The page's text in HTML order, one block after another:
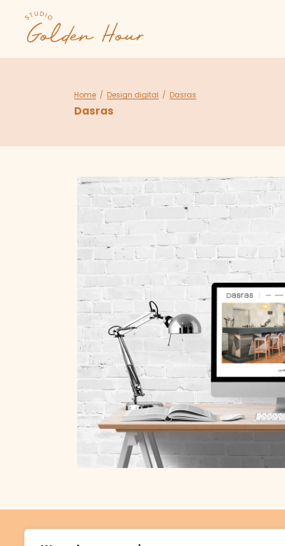
Home / Design digital / Dasras
Dasras